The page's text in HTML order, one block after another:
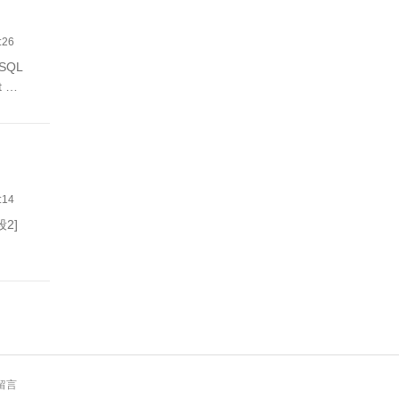
, 面积 int …
2]
言